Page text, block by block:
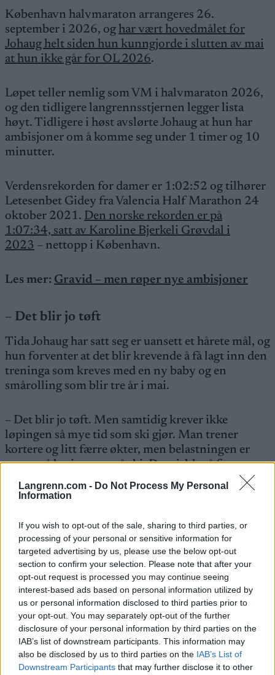
Langrenn.com - Do Not Process My Personal
Information
If you wish to opt-out of the sale, sharing to third parties, or
processing of your personal or sensitive information for
targeted advertising by us, please use the below opt-out
section to confirm your selection. Please note that after your
opt-out request is processed you may continue seeing
interest-based ads based on personal information utilized by
us or personal information disclosed to third parties prior to
your opt-out. You may separately opt-out of the further
disclosure of your personal information by third parties on the
IAB’s list of downstream participants. This information may
also be disclosed by us to third parties on the IAB’s List of
Downstream Participants that may further disclose it to other
København halvmaraton arrangeres 26.
september i 2026, og har vært hovedmålet for
Johaug helt siden hun kunngjorde i slutten av mai
at hun ikke går for OL 2026.
Løpet teller nemlig som VM i halvmaraton 2026,
og den tidligere langrennsstjernen legger lista
høyt. Tidligere i høst avslørte Johaug at hun har
ambisjoner om å komme seg under 1 timer og 10
minutter.
Verdensrekorden for damer er 1:02:52 og tilhører
Letesenbet Gidey fra Valencia Half Marathon 24
oktober 2021. Den norske rekorden er på
1:07:34, satt av Karoline Bjerkeli Grøvdal i
2023 – nettopp i København.
Les mer: Gravid – men røper nye ambisjoner
– Det blir jo tøft
Tida Johaug har satt seg er uansett et hårete mål, og
hun forventer at det blir krevende å få lagt inn den
treninga som kreves med en ny baby og en
smårolling som blir tre år i mai.
– Det blir jo tøft. Men samtidig krever ikke
løpingen så mye tid som ski gjør. Man trener
kortere og litt færre økter, men belastningen er
større på løping enn på ski. Det gjelder å finne en
gylden middelvei, sier Johaug.
datteren Kristin, som er født 17. mai 2023.
Høygravid og utålmodig
37-åringen, som er gravid med sitt andre barn og
har termin 17. januar, har ikke vært i stand til å
trene som planlagt på flere uker.
Den siste tida har hun blant annet vært plaget med
sterke ryggsmerter. Og hun er ærlig på at det sliter